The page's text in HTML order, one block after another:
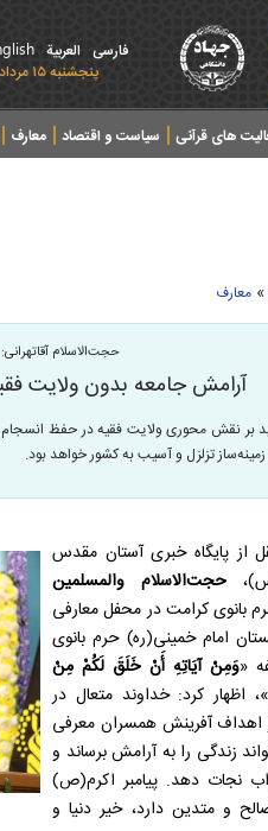
فارسی العربیة
پنجشنبه ۱۵ مرداد ۱۴۰۵ - 2026 August 06
های قرآنی سیاست و اقتصاد معارف
» معارف
حجت‌الاسلام آقاتهرانی:
آرامش جامعه بدون ولایت
بر نقش محوری ولایت فقیه در حفظ
تزلزل و آسیب به کشور خواهد بود.
از پایگاه خبری آستان مقدس
حجت‌الاسلام والمسلمین
بانوی کرامت در محفل معارفی
در شبستان امام خمینی(ره) حرم بانوی
«وَمِنْ آيَاتِهِ أَنْ خَلَقَ لَكُمْ مِنْ
»، اظهار کرد: خداوند متعال در
اهداف آفرینش همسران معرفی
زندگی را به آرامش برساند و
نجات دهد. پیامبر اکرم(ص)
و متدین دارد، خیر دنیا و